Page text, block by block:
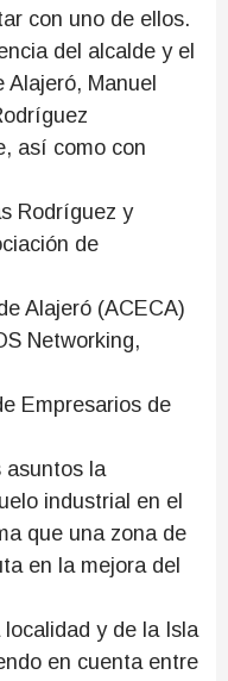
con uno de ellos.
del alcalde y el
Manuel
así como con
Rodríguez y
de
Alajeró (ACECA)
Networking,
Empresarios de
asuntos la
industrial en el
que una zona de
en la mejora del
y de la Isla
en cuenta entre